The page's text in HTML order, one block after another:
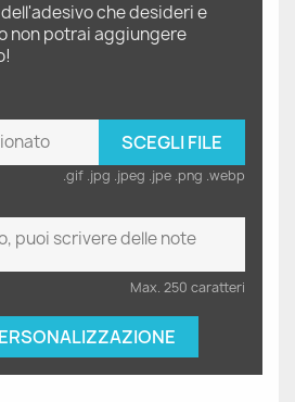
che desideri e
non potrai aggiungere
SCEGLI FILE
.gif .jpg .jpeg .jpe .png .webp
Max. 250 caratteri